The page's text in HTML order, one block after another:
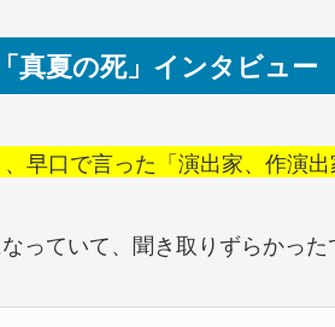
真夏の死」インタビュー
早口で言った「演出家、作演出
っていて、聞き取りずらかった